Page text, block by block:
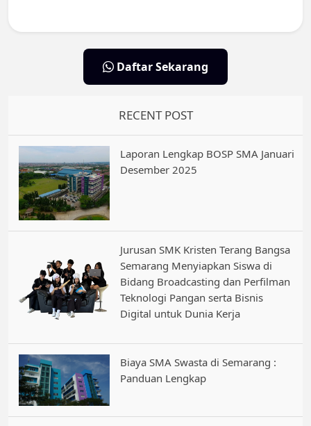
Daftar Sekarang
RECENT POST
Laporan Lengkap BOSP SMA Januari
Desember 2025
Jurusan SMK Kristen Terang Bangsa
Semarang Menyiapkan Siswa di
Bidang Broadcasting dan Perfilman
Teknologi Pangan serta Bisnis
Digital untuk Dunia Kerja
Biaya SMA Swasta di Semarang :
Panduan Lengkap